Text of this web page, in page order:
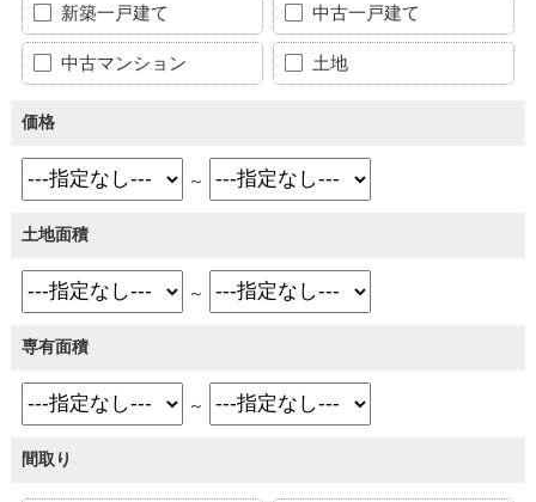
新築一戸建て 中古一戸建て
中古マンション 土地
価格
～
土地面積
～
専有面積
～
間取り